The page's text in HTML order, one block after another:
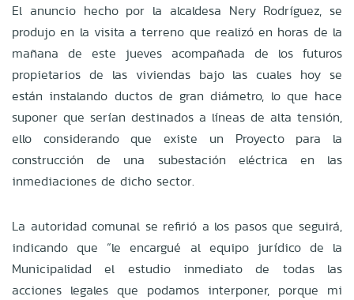
El anuncio hecho por la alcaldesa Nery Rodríguez, se
produjo en la visita a terreno que realizó en horas de la
mañana de este jueves acompañada de los futuros
propietarios de las viviendas bajo las cuales hoy se
están instalando ductos de gran diámetro, lo que hace
suponer que serían destinados a líneas de alta tensión,
ello considerando que existe un Proyecto para la
construcción de una subestación eléctrica en las
inmediaciones de dicho sector.
La autoridad comunal se refirió a los pasos que seguirá,
indicando que “le encargué al equipo jurídico de la
Municipalidad el estudio inmediato de todas las
acciones legales que podamos interponer, porque mi